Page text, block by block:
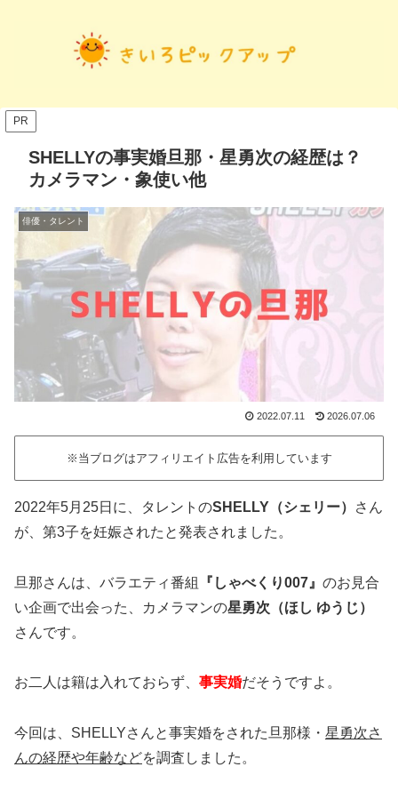
PR
SHELLYの事実婚旦那・星勇次の経歴は？
カメラマン・象使い他
俳優・タレント
2022.07.11 2026.07.06
※当ブログはアフィリエイト広告を利用しています
2022年5月25日に、タレントのSHELLY（シェリー）
さん
が、第3子を妊娠されたと発表されました。
旦那さんは、バラエティ番組 『しゃべくり007』 のお見合
い企画で出会った、カメラマンの星勇次（ほし ゆうじ）
さんです。
お二人は籍は入れておらず、 事実婚だそうですよ。
今回は、SHELLYさんと事実婚をされた旦那様・ 星勇次さ
んの経歴や年齢などを調査しました。